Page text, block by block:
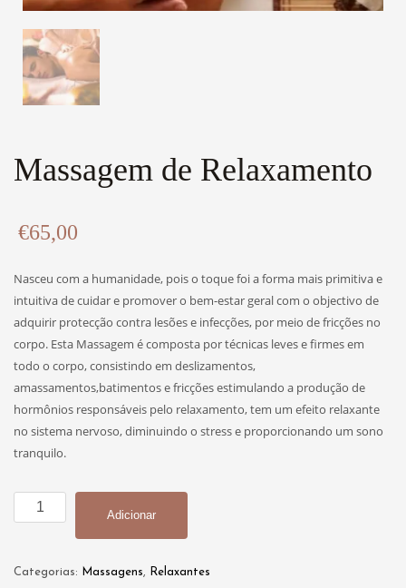
Massagem de Relaxamento
€65,00
Nasceu com a humanidade, pois o toque foi a forma mais primitiva e
intuitiva de cuidar e promover o bem-estar geral com o objectivo de
adquirir protecção contra lesões e infecções, por meio de fricções no
corpo. Esta Massagem é composta por técnicas leves e firmes em
todo o corpo, consistindo em deslizamentos,
amassamentos,batimentos e fricções estimulando a produção de
hormônios responsáveis pelo relaxamento, tem um efeito relaxante
no sistema nervoso, diminuindo o stress e proporcionando um sono
tranquilo.
Quantidade
de
Massagem
Relaxamento
Adicionar
Categorias: Massagens, Relaxantes